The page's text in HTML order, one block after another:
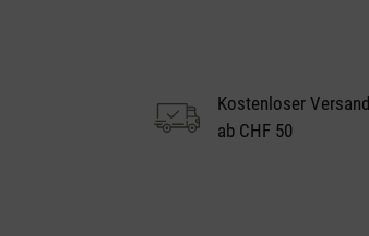
Kostenloser Versand
ab CHF 50